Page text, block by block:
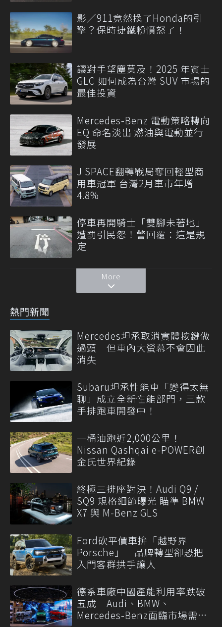
影／911竟然換了Honda的引
擎？保時捷鐵粉憤怒了！
讓對手望塵莫及！2025 年賓士
GLC 如何成為台灣 SUV 市場的
最佳投資
Mercedes-Benz 電動策略轉向
EQ 命名淡出 燃油與電動並行
發展
J SPACE翻轉戰局奪回輕型商
用車冠軍 台灣2月車市年增
4.8%
停車再開騎士「雙腳未著地」
遭罰引民怨！警回覆：這是規
定
More
熱門新聞
Mercedes坦承取消實體按鍵做
過頭 但車內大螢幕不會因此
消失
Subaru坦承性能車「變得太無
聊」成立全新性能部門，三款
手排跑車開發中！
一桶油跑近2,000公里！
Nissan Qashqai e-POWER創
金氏世界紀錄
終極三排座對決！Audi Q9 /
SQ9 規格細節曝光 瞄準 BMW
X7 與 M-Benz GLS
Ford砍平價車拚「越野界
Porsche」 品牌轉型卻恐把
入門客群拱手讓人
德系車廠中國產能利用率跌破
五成 Audi、BMW、
Mercedes-Benz面臨市場需求